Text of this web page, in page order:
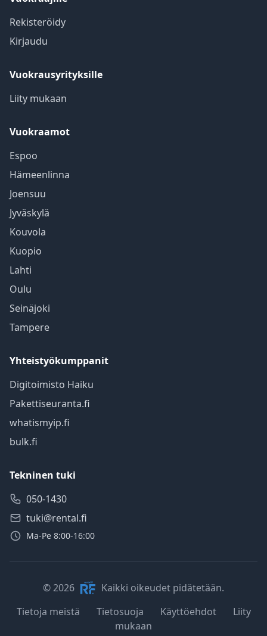
Rekisteröidy
Kirjaudu
Vuokrausyrityksille
Liity mukaan
Vuokraamot
Espoo
Hämeenlinna
Joensuu
Jyväskylä
Kouvola
Kuopio
Lahti
Oulu
Seinäjoki
Tampere
Yhteistyökumppanit
Digitoimisto Haiku
Pakettiseuranta.fi
whatismyip.fi
bulk.fi
Tekninen tuki
050-1430
tuki@rental.fi
Ma-Pe 8:00-16:00
© 2026
Kaikki oikeudet pidätetään.
Tietoja meistä
Tietosuoja Käyttöehdot
Liity
mukaan